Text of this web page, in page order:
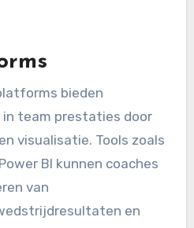
bieden
team prestaties door
visualisatie. Tools zoals
BI kunnen coaches
van
en